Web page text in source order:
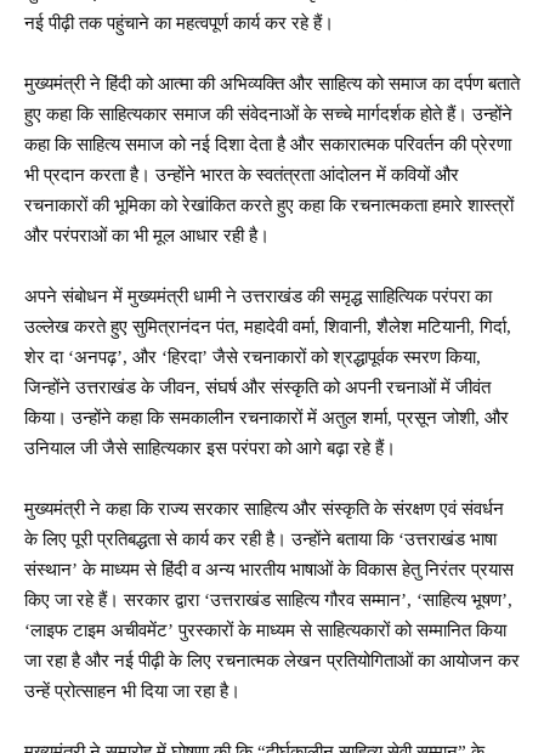
नई पीढ़ी तक पहुंचाने का महत्वपूर्ण कार्य कर रहे हैं।
मुख्यमंत्री ने हिंदी को आत्मा की अभिव्यक्ति और साहित्य को समाज का दर्पण बताते
हुए कहा कि साहित्यकार समाज की संवेदनाओं के सच्चे मार्गदर्शक होते हैं। उन्होंने
कहा कि साहित्य समाज को नई दिशा देता है और सकारात्मक परिवर्तन की प्रेरणा
भी प्रदान करता है। उन्होंने भारत के स्वतंत्रता आंदोलन में कवियों और
रचनाकारों की भूमिका को रेखांकित करते हुए कहा कि रचनात्मकता हमारे शास्त्रों
और परंपराओं का भी मूल आधार रही है।
अपने संबोधन में मुख्यमंत्री धामी ने उत्तराखंड की समृद्ध साहित्यिक परंपरा का
उल्लेख करते हुए सुमित्रानंदन पंत, महादेवी वर्मा, शिवानी, शैलेश मटियानी, गिर्दा,
शेर दा ‘अनपढ़’, और ‘हिरदा’ जैसे रचनाकारों को श्रद्धापूर्वक स्मरण किया,
जिन्होंने उत्तराखंड के जीवन, संघर्ष और संस्कृति को अपनी रचनाओं में जीवंत
किया। उन्होंने कहा कि समकालीन रचनाकारों में अतुल शर्मा, प्रसून जोशी, और
उनियाल जी जैसे साहित्यकार इस परंपरा को आगे बढ़ा रहे हैं।
मुख्यमंत्री ने कहा कि राज्य सरकार साहित्य और संस्कृति के संरक्षण एवं संवर्धन
के लिए पूरी प्रतिबद्धता से कार्य कर रही है। उन्होंने बताया कि ‘उत्तराखंड भाषा
संस्थान’ के माध्यम से हिंदी व अन्य भारतीय भाषाओं के विकास हेतु निरंतर प्रयास
किए जा रहे हैं। सरकार द्वारा ‘उत्तराखंड साहित्य गौरव सम्मान’, ‘साहित्य भूषण’,
‘लाइफ टाइम अचीवमेंट’ पुरस्कारों के माध्यम से साहित्यकारों को सम्मानित किया
जा रहा है और नई पीढ़ी के लिए रचनात्मक लेखन प्रतियोगिताओं का आयोजन कर
उन्हें प्रोत्साहन भी दिया जा रहा है।